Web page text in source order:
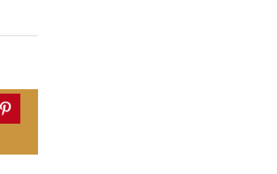
Pinterest